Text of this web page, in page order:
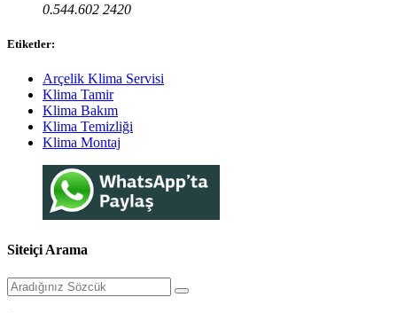
0.544.602 2420
Etiketler:
Arçelik Klima Servisi
Klima Tamir
Klima Bakım
Klima Temizliği
Klima Montaj
Siteiçi Arama